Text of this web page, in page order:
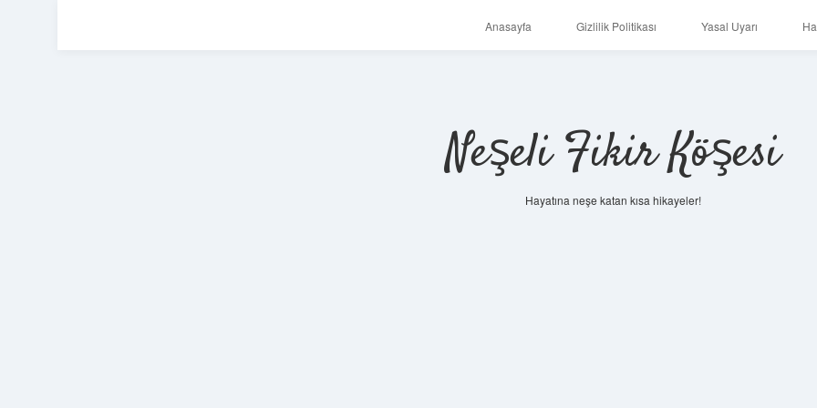
Anasayfa Gizlilik Politikası Yasal Uyarı
Neşeli Fikir Köşesi
Hayatına neşe katan kısa hikayeler!